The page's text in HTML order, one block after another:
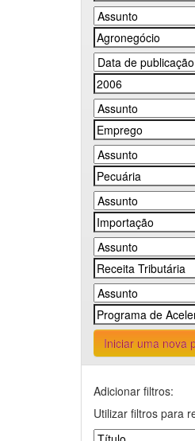
Iniciar uma nova
Adicionar filtros:
Utilizar filtros para